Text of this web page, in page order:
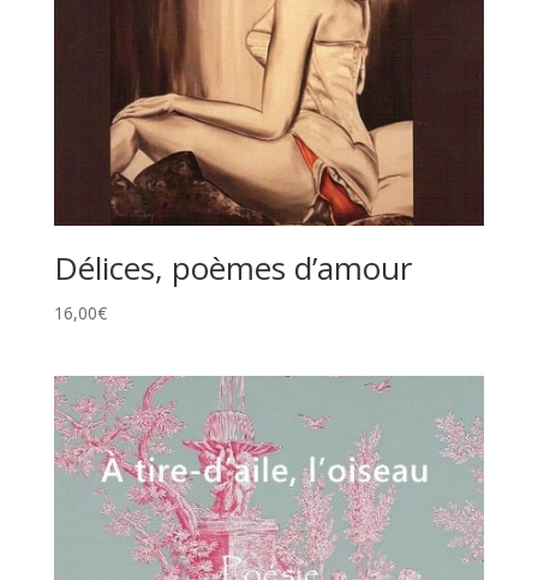
Délices, poèmes d’amour
16,00€